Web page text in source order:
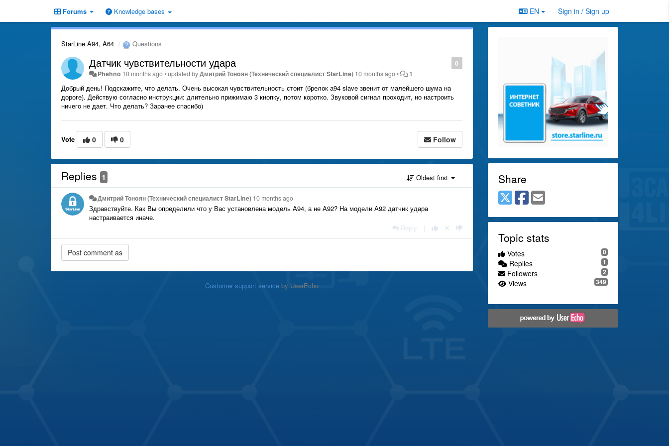
Forums Knowledge bases EN Sign in / Sign up
StarLine A94, A64 Questions
0
Датчик чувствительности удара
Phehno 10 months ago•updated byДмитрий Тонoян (Технический специалист StarLine) 10 months ago• 1
Добрый день! Подскажите, что делать. Очень высокая чувствительность стоит (брелок а94 slave звенит от малейшего шума на
дороге). Действую согласно инструкции: длительно прижимаю 3 кнопку, потом коротко. Звуковой сигнал проходит, но настроить
ничего не дает. Что делать? Заранее спасибо)
Vote 0 0 Follow
Replies 1 Oldest first
Дмитрий Тонoян (Технический специалист StarLine) 10 months ago
Здравствуйте. Как Вы определили что у Вас установлена модель А94, а не А92? На модели А92 датчик удара
настраивается иначе.
Reply
Customer support serviceby UserEcho
Share
Topic stats
0
Votes
1
Replies
2
Followers
349
Views